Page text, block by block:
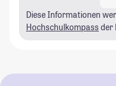
Diese Informationen
Hochschulkompass der